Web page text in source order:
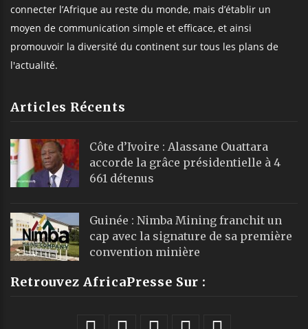
connecter l’Afrique au reste du monde, mais d’établir un
moyen de communication simple et efficace, et ainsi
promouvoir la diversité du continent sur tous les plans de
l'actualité.
Articles Récents
Côte d’Ivoire : Alassane Ouattara
accorde la grâce présidentielle à 4
661 détenus
Guinée : Nimba Mining franchit un
cap avec la signature de sa première
convention minière
Retrouvez AfricaPresse Sur :